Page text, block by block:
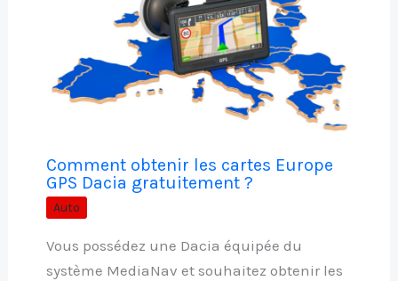
Comment obtenir les cartes Europe
GPS Dacia gratuitement ?
Auto
Vous possédez une Dacia équipée du
système MediaNav et souhaitez obtenir les